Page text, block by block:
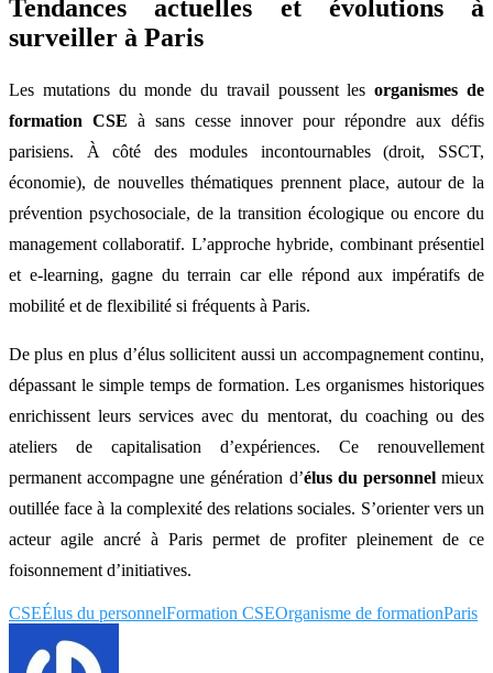
Tendances actuelles et évolutions à
surveiller à Paris
Les mutations du monde du travail poussent lesorganismes de
formation CSE à sans cesse innover pour répondre aux défis
parisiens. À côté des modules incontournables (droit, SSCT,
économie), de nouvelles thématiques prennent place, autour de la
prévention psychosociale, de la transition écologique ou encore du
management collaboratif. L’approche hybride, combinant présentiel
et e-learning, gagne du terrain car elle répond aux impératifs de
mobilité et de flexibilité si fréquents à Paris.
De plus en plus d’élus sollicitent aussi un accompagnement continu,
dépassant le simple temps de formation. Les organismes historiques
enrichissent leurs services avec du mentorat, du coaching ou des
ateliers de capitalisation d’expériences. Ce renouvellement
permanent accompagne une génération d’élus du personnelmieux
outillée face à la complexité des relations sociales. S’orienter vers un
acteur agile ancré à Paris permet de profiter pleinement de ce
foisonnement d’initiatives.
CSEÉlus du personnelFormation CSEOrganisme de formationParis